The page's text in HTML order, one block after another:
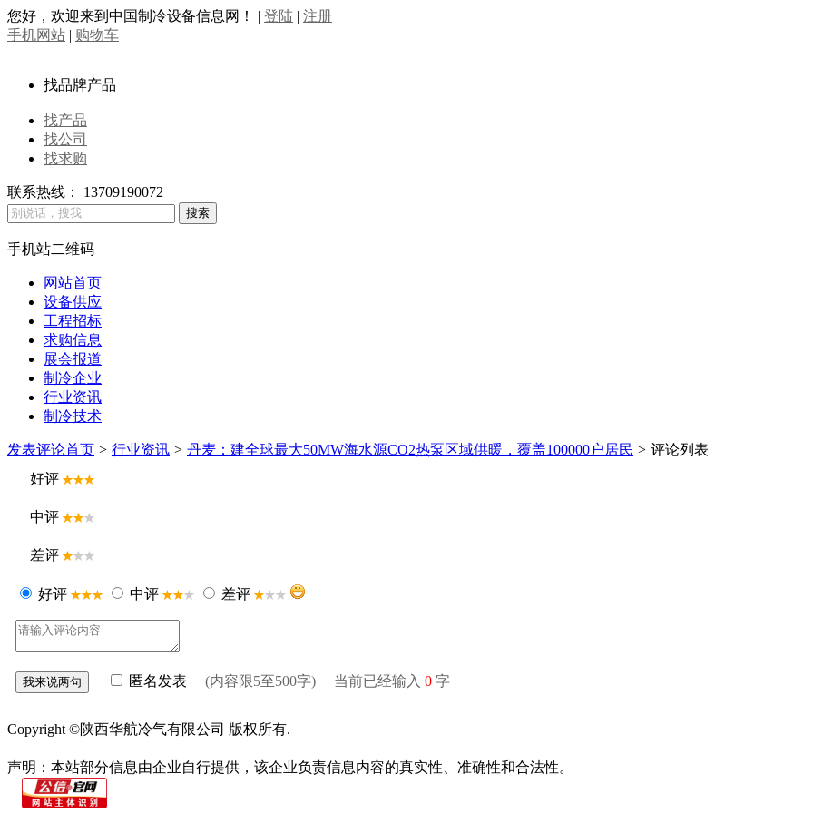
您好，欢迎来到中国制冷设备信息网！ | 登陆 | 注册
手机网站 | 购物车
找品牌产品
找产品
找公司
找求购
联系热线： 13709190072
手机站二维码
网站首页
设备供应
工程招标
求购信息
展会报道
制冷企业
行业资讯
制冷技术
发表评论首页 > 行业资讯 > 丹麦：建全球最大50MW海水源CO2热泵区域供暖，覆盖100000户居民 > 评论列表
好评
中评
差评
好评 中评 差评
匿名发表 (内容限5至500字) 当前已经输入 0 字
Copyright ©陕西华航冷气有限公司 版权所有.
声明：本站部分信息由企业自行提供，该企业负责信息内容的真实性、准确性和合法性。